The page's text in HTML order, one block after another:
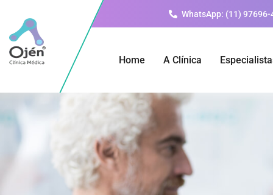
WhatsApp: (11) 97696-
Home A Clínica